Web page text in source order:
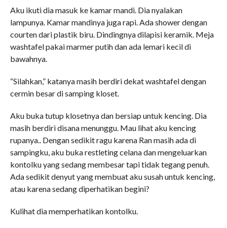
Aku ikuti dia masuk ke kamar mandi. Dia nyalakan
lampunya. Kamar mandinya juga rapi. Ada shower dengan
courten dari plastik biru. Dindingnya dilapisi keramik. Meja
washtafel pakai marmer putih dan ada lemari kecil di
bawahnya.
“Silahkan,” katanya masih berdiri dekat washtafel dengan
cermin besar di samping kloset.
Aku buka tutup klosetnya dan bersiap untuk kencing. Dia
masih berdiri disana menunggu. Mau lihat aku kencing
rupanya.. Dengan sedikit ragu karena Ran masih ada di
sampingku, aku buka restleting celana dan mengeluarkan
kontolku yang sedang membesar tapi tidak tegang penuh.
Ada sedikit denyut yang membuat aku susah untuk kencing,
atau karena sedang diperhatikan begini?
Kulihat dia memperhatikan kontolku.